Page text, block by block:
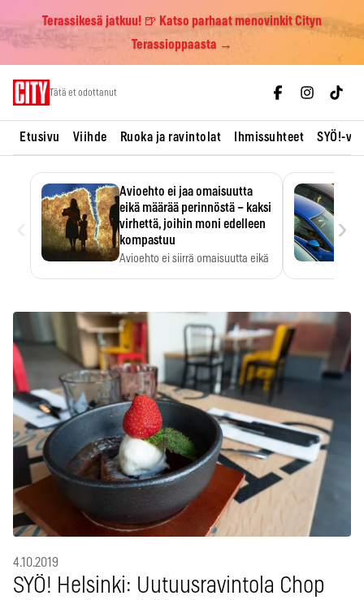
Terassikesä jatkuu! 🍺 Katso parhaat menovinkit Cityn
Terassioppaasta →
Tätä et odottanut
Etusivu Viihde Ruoka ja ravintolat Ihmissuhteet SYÖ!-
Avioehto ei jaa omaisuutta
eikä määrää perinnöstä – kaksi
virhettä, joihin moni edelleen
kompastuu
Avioehto ei siirrä omaisuutta eikä
›
4.10.2019
SYÖ! Helsinki: Uutuusravintola Chop